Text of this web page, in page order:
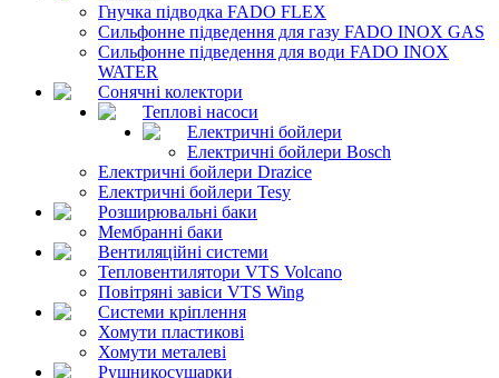
Гнучка підводка FADO FLEX
Сильфонне підведення для газу FADO INOX GAS
Сильфонне підведення для води FADO INOX
WATER
Сонячні колектори
Теплові насоси
Електричні бойлери
Електричні бойлери Bosch
Електричні бойлери Drazice
Електричні бойлери Tesy
Розширювальні баки
Мембранні баки
Вентиляційні системи
Тепловентилятори VTS Volcano
Повітряні завіси VTS Wing
Системи кріплення
Хомути пластикові
Хомути металеві
Рушникосушарки